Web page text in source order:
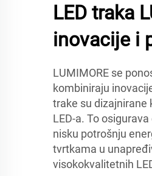
LED traka
inovacije i
LUMIMORE se
kombiniraju
trake su dizajnirane
LED-a. To
nisku potrošnju
tvrtkama u
visokokvalitetnih